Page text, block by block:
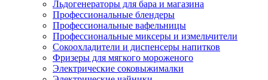
Льдогенераторы для бара и магазина
Профессиональные блендеры
Профессиональные вафельницы
Профессиональные миксеры и измельчители
Сокоохладители и диспенсеры напитков
Фризеры для мягкого мороженого
Электрические соковыжималки